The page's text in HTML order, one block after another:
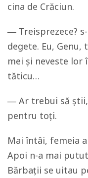
cina de Crăciun.
― Treisprezece?
degete. Eu,
mei și neveste
tăticu…
― Ar trebui să
pentru toți.
Mai întâi, femeia
Apoi n-a mai
Bărbații se uitau